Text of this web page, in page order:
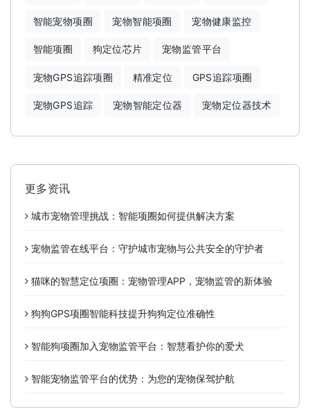
智能宠物项圈 宠物智能项圈 宠物健康监控
智能项圈 狗定位芯片 宠物监管平台
宠物GPS追踪项圈 精准定位 GPS追踪项圈
宠物GPS追踪 宠物智能定位器 宠物定位器技术
更多资讯
城市宠物管理挑战：智能项圈如何提供解决方案
宠物监管在线平台：守护城市宠物与公共安全的守护者
猫咪的智慧定位项圈：宠物管理APP，宠物监管的新体验
狗狗GPS项圈智能科技提升狗狗定位准确性
智能狗项圈加入宠物监管平台：智慧看护你的爱犬
智能宠物监管平台的优势：为您的宠物保驾护航